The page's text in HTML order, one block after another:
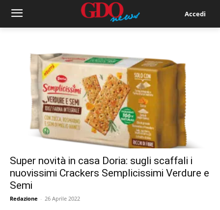
Accedi
Super novità in casa Doria: sugli scaffali i
nuovissimi Crackers Semplicissimi Verdure e
Semi
Redazione - 26 Aprile 2022